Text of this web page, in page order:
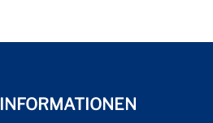
INFORMATIONEN